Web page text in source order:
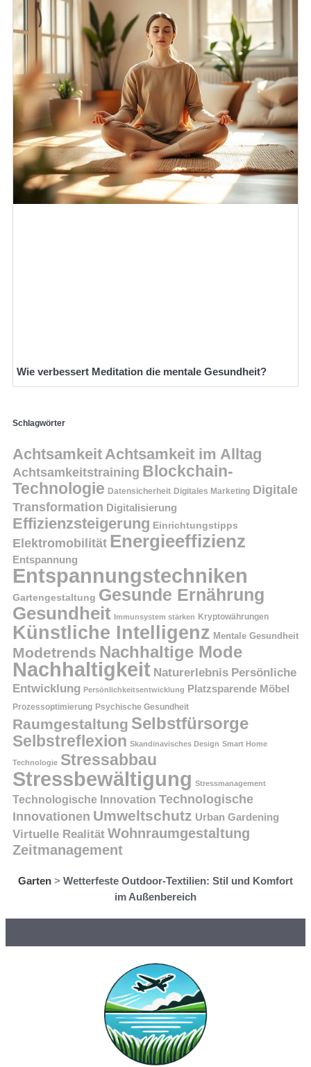
Wie verbessert Meditation die mentale Gesundheit?
Schlagwörter
Achtsamkeit Achtsamkeit im Alltag
Achtsamkeitstraining Blockchain-
Technologie Datensicherheit Digitales Marketing Digitale
Transformation Digitalisierung
Effizienzsteigerung Einrichtungstipps
Elektromobilität Energieeffizienz
Entspannung
Entspannungstechniken
Gartengestaltung Gesunde Ernährung
Gesundheit Immunsystem stärken Kryptowährungen
Künstliche Intelligenz Mentale Gesundheit
Modetrends Nachhaltige Mode
Nachhaltigkeit Naturerlebnis Persönliche
Entwicklung Persönlichkeitsentwicklung Platzsparende Möbel
Prozessoptimierung Psychische Gesundheit
Raumgestaltung Selbstfürsorge
Selbstreflexion Skandinavisches Design Smart Home
Technologie Stressabbau
Stressbewältigung Stressmanagement
Technologische Innovation Technologische
Innovationen Umweltschutz Urban Gardening
Virtuelle Realität Wohnraumgestaltung
Zeitmanagement
Garten > Wetterfeste Outdoor-Textilien: Stil und Komfort
im Außenbereich